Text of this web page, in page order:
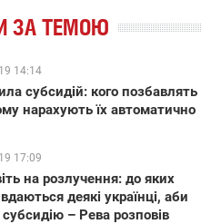
ЗА ТЕМОЮ
14:14
субсидій: кого позбавлять
нарахують їх автоматично
17:09
на розлучення: до яких
деякі українці, аби
– Рева розповів